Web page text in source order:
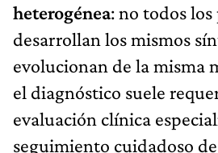
heterogénea: no todos
desarrollan los mismos
evolucionan de la misma
el diagnóstico suele
evaluación clínica
seguimiento cuidadoso